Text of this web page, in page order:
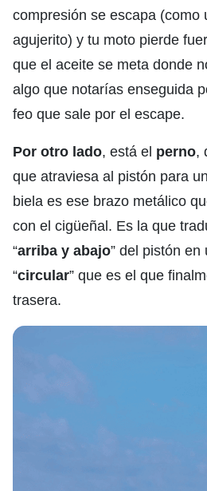
compresión se escapa (como
agujerito) y tu moto pierde
que el aceite se meta donde
algo que notarías enseguida
feo que sale por el escape.
Por otro lado, está el perno,
que atraviesa al pistón para
biela es ese brazo metálico
con el cigüeñal. Es la que
“arriba y abajo” del pistón en
“circular” que es el que
trasera.